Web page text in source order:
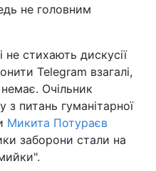
не головним
стихають дискусії
Telegram взагалі,
Очільник
з питань гуманітарної
Микита Потураєв
заборони стали на